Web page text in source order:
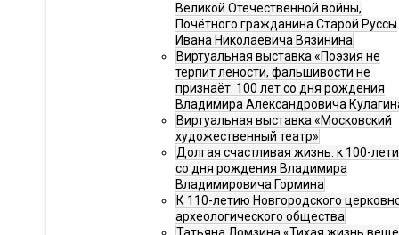
Великой Отечественной войны,
Почётного гражданина Старой Руссы
Ивана Николаевича Вязинина
Виртуальная выставка «Поэзия не
терпит лености, фальшивости не
признаёт: 100 лет со дня рождения
Владимира Александровича
Виртуальная выставка «Московский
художественный театр»
Долгая счастливая жизнь: к 100-
со дня рождения Владимира
Владимировича Гормина
К 110-летию Новгородского
археологического общества